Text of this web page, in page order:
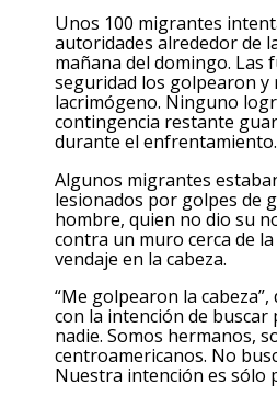
Unos 100 migrantes
autoridades alrededor de
mañana del domingo. Las
seguridad los golpearon y
lacrimógeno. Ninguno
contingencia restante
durante el enfrentamiento.
Algunos migrantes
lesionados por golpes de
hombre, quien no dio su
contra un muro cerca de
vendaje en la cabeza.
“Me golpearon la cabeza”,
con la intención de buscar
nadie. Somos hermanos,
centroamericanos. No
Nuestra intención es sólo